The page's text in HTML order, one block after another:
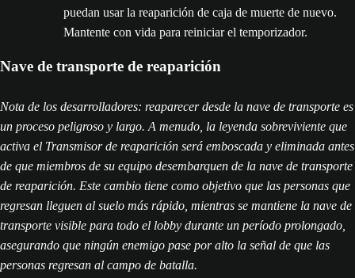
puedan usar la reaparición de caja de muerte de nuevo.
Mantente con vida para reiniciar el temporizador.
Nave de transporte de reaparición
Nota de los desarrolladores: reaparecer desde la nave de transporte es
un proceso peligroso y largo. A menudo, la leyenda sobreviviente que
activa el Transmisor de reaparición será emboscada y eliminada antes
de que miembros de su equipo desembarquen de la nave de transporte
de reaparición. Este cambio tiene como objetivo que las personas que
regresan lleguen al suelo más rápido, mientras se mantiene la nave de
transporte visible para todo el lobby durante un período prolongado,
asegurando que ningún enemigo pase por alto la señal de que las
personas regresan al campo de batalla.